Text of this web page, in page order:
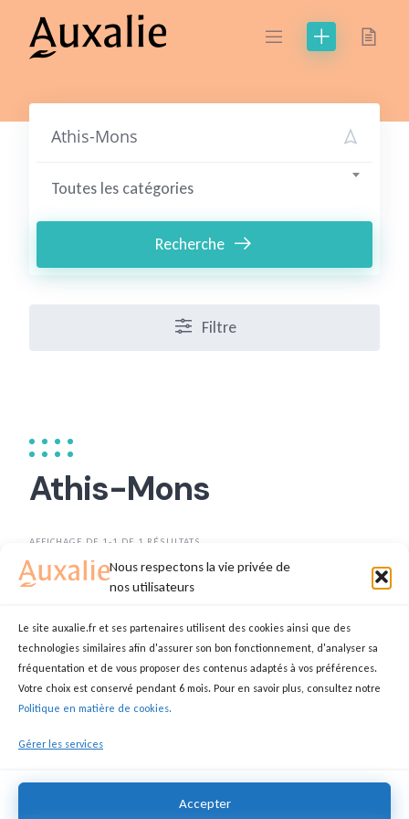
Nous respectons la vie privée de
nos utilisateurs
Le site auxalie.fr et ses partenaires utilisent des cookies ainsi que des
technologies similaires afin d'assurer son bon fonctionnement, d'analyser sa
fréquentation et de vous proposer des contenus adaptés à vos préférences.
Votre choix est conservé pendant 6 mois. Pour en savoir plus, consultez notre
Politique en matière de cookies.
Gérer les services
Accepter
content
Toutes les catégories
Recherche
Filtre
Athis-Mons
AFFICHAGE DE 1-1 DE 1 RÉSULTATS
TRIER PAR DATE
Aide ménagère
NADINE AUXILIAIRE DE VIE